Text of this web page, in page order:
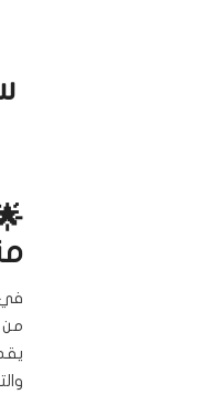
في
من